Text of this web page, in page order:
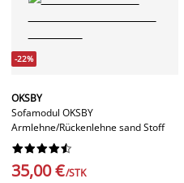
-22%
OKSBY
Sofamodul OKSBY
Armlehne/Rückenlehne sand Stoff






35,00 €/STK